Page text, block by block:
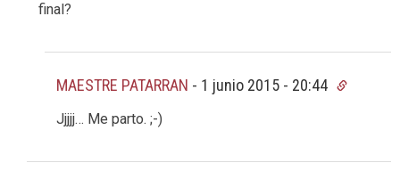
final?
MAESTRE PATARRAN - 1 junio 2015 - 20:44
Jjjjj… Me parto. ;-)